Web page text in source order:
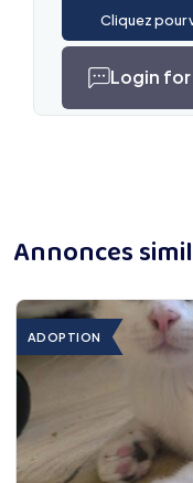
Cliquez pour
Login
Annonces
ADOPTION